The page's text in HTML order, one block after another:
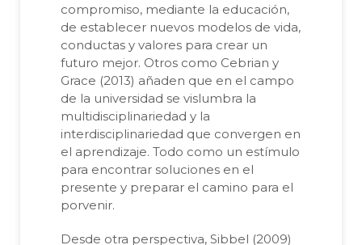
compromiso, mediante la educación,
de establecer nuevos modelos de vida,
conductas y valores para crear un
futuro mejor. Otros como Cebrian y
Grace (2013) añaden que en el campo
de la universidad se vislumbra la
multidisciplinariedad y la
interdisciplinariedad que convergen en
el aprendizaje. Todo como un estímulo
para encontrar soluciones en el
presente y preparar el camino para el
porvenir.
Desde otra perspectiva, Sibbel (2009)